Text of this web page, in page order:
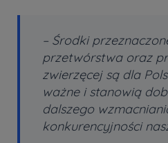
– Środki
przetwórstwa oraz
zwierzęcej są dla
ważne i stanowią
dalszego
konkurencyjności